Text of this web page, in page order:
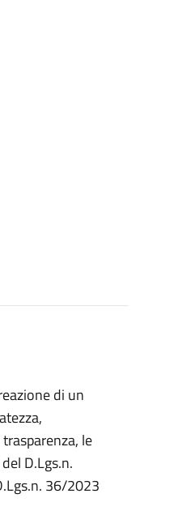
di un
le
D.Lgs.n.
36/2023